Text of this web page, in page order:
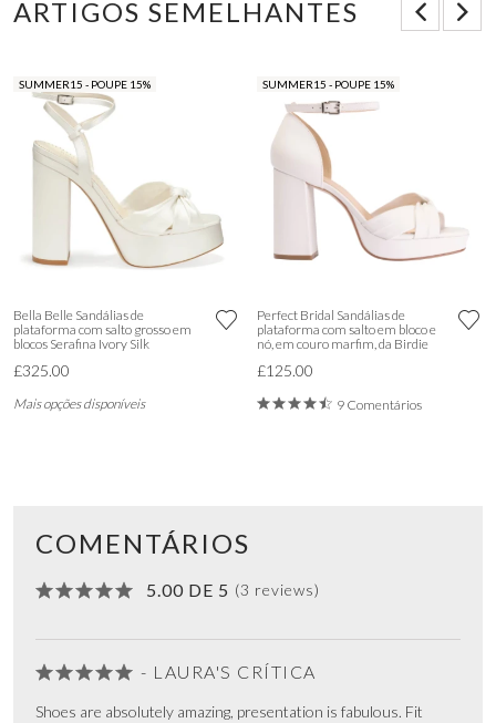
ARTIGOS SEMELHANTES
SUMMER15 - POUPE 15%
Bella Belle Sandálias de
plataforma com salto grosso em
blocos Serafina Ivory Silk
£325.00
Mais opções disponíveis
SUMMER15 - POUPE 15%
Perfect Bridal Sandálias de
plataforma com salto em bloco e
nó, em couro marfim, da Birdie
£125.00
9 Comentários
COMENTÁRIOS
5.00 DE 5 (3 reviews)
- LAURA'S CRÍTICA
Shoes are absolutely amazing, presentation is fabulous. Fit